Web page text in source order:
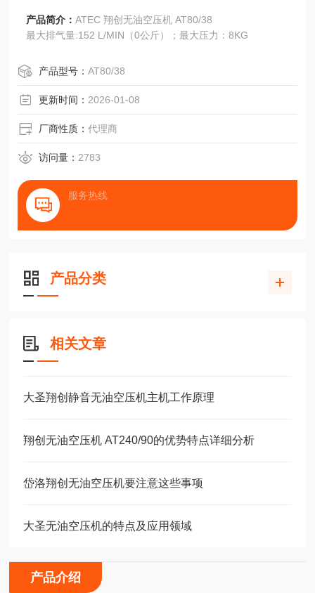
产品简介：ATEC 翔创无油空压机 AT80/38
最大排气量:152 L/MIN（0公斤）；最大压力：8KG
产品型号：AT80/38
更新时间： 2026-01-08
厂商性质：代理商
访问量： 2783
服务热线
产品分类
相关文章
大圣翔创静音无油空压机主机工作原理
翔创无油空压机 AT240/90的优势特点详细分析
岱洛翔创无油空压机要注意这些事项
大圣无油空压机的特点及应用领域
产品介绍